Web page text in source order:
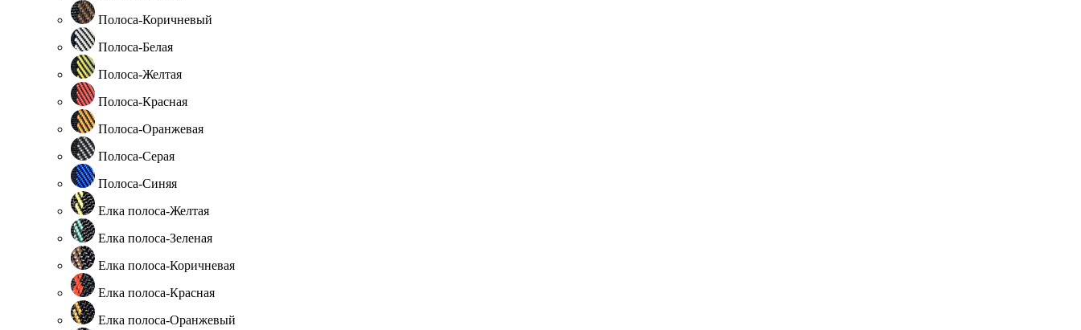
Полоса-Коричневый
Полоса-Белая
Полоса-Желтая
Полоса-Красная
Полоса-Оранжевая
Полоса-Серая
Полоса-Синяя
Елка полоса-Желтая
Елка полоса-Зеленая
Елка полоса-Коричневая
Елка полоса-Красная
Елка полоса-Оранжевый